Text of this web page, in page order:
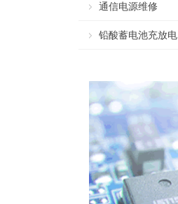
通信电源维修
铅酸蓄电池充放电